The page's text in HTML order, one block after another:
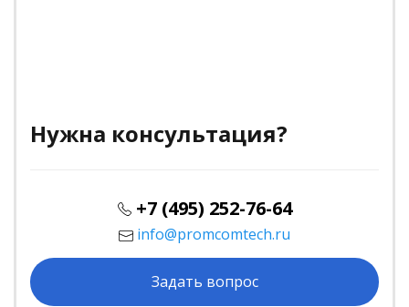
Нужна консультация?
+7 (495) 252-76-64
info@promcomtech.ru
Задать вопрос